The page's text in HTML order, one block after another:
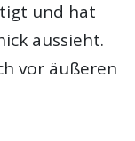
und hat
aussieht.
vor äußeren